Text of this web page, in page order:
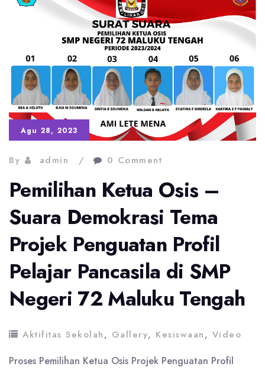
–
Optimalisasi
Pemanfaatan
Fitur
Kinerja
di
PMM
Agu 28, 2023
By admin 0 Comment
Pemilihan Ketua Osis –
Suara Demokrasi Tema
Projek Penguatan Profil
Pelajar Pancasila di SMP
Negeri 72 Maluku Tengah
Aktifitas Sekolah, Gallery, Kesiswaan, Video
Proses Pemilihan Ketua Osis Projek Penguatan Profil